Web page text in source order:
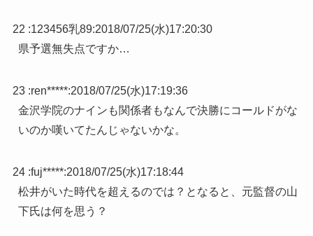
22 :123456乳89:2018/07/25(水)17:20:30
県予選無失点ですか…
23 :ren*****:2018/07/25(水)17:19:36
金沢学院のナインも関係者もなんで決勝にコールドがな
いのか嘆いてたんじゃないかな。
24 :fuj*****:2018/07/25(水)17:18:44
松井がいた時代を超えるのでは？となると、元監督の山
下氏は何を思う？